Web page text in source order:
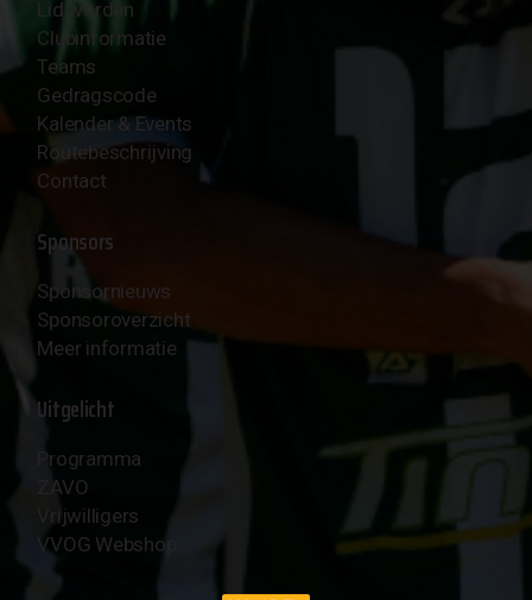
Lid worden
Clubinformatie
Teams
Gedragscode
Kalender & Events
Routebeschrijving
Contact
Sponsors
Sponsornieuws
Sponsoroverzicht
Meer informatie
Uitgelicht
Programma
ZAVO
Vrijwilligers
VVOG Webshop